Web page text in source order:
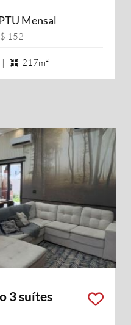
Mensal
152
217m²
3 suítes